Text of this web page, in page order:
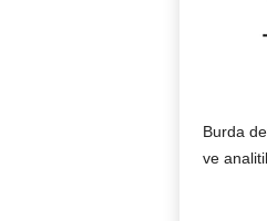
Burda
ve